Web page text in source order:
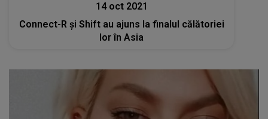
14 oct 2021
Connect-R și Shift au ajuns la finalul călătoriei
lor în Asia